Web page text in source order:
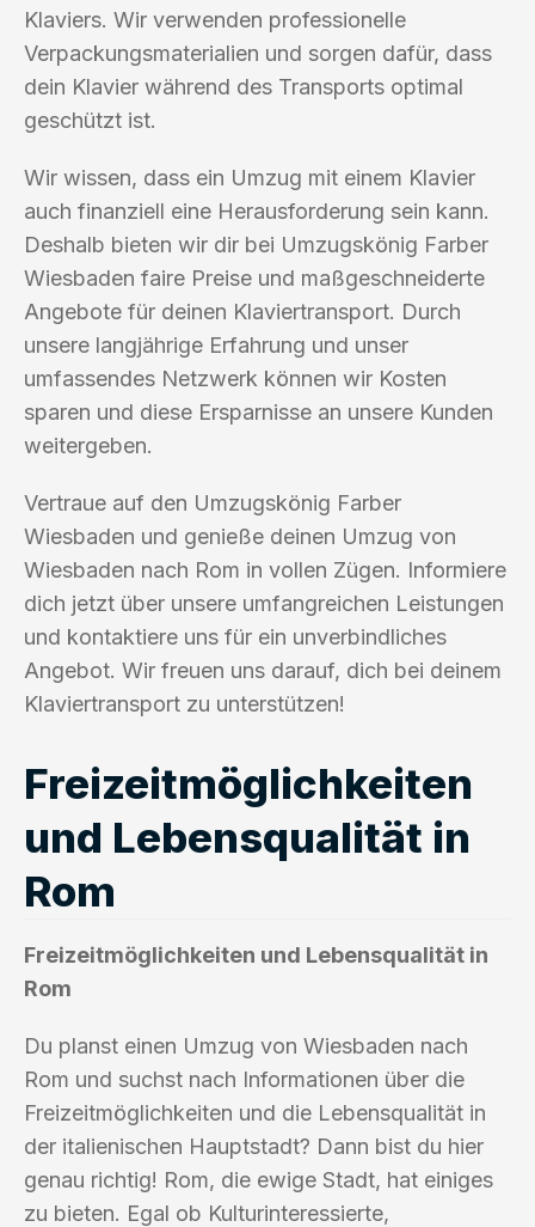
Klaviers. Wir verwenden professionelle
Verpackungsmaterialien und sorgen dafür, dass
dein Klavier während des Transports optimal
geschützt ist.
Wir wissen, dass ein Umzug mit einem Klavier
auch finanziell eine Herausforderung sein kann.
Deshalb bieten wir dir bei Umzugskönig Farber
Wiesbaden faire Preise und maßgeschneiderte
Angebote für deinen Klaviertransport. Durch
unsere langjährige Erfahrung und unser
umfassendes Netzwerk können wir Kosten
sparen und diese Ersparnisse an unsere Kunden
weitergeben.
Vertraue auf den Umzugskönig Farber
Wiesbaden und genieße deinen Umzug von
Wiesbaden nach Rom in vollen Zügen. Informiere
dich jetzt über unsere umfangreichen Leistungen
und kontaktiere uns für ein unverbindliches
Angebot. Wir freuen uns darauf, dich bei deinem
Klaviertransport zu unterstützen!
Freizeitmöglichkeiten
und Lebensqualität in
Rom
Freizeitmöglichkeiten und Lebensqualität in
Rom
Du planst einen Umzug von Wiesbaden nach
Rom und suchst nach Informationen über die
Freizeitmöglichkeiten und die Lebensqualität in
der italienischen Hauptstadt? Dann bist du hier
genau richtig! Rom, die ewige Stadt, hat einiges
zu bieten. Egal ob Kulturinteressierte,